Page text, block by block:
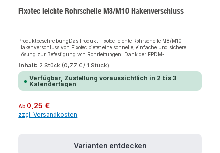
Fixotec leichte Rohrschelle M8/M10 Hakenverschluss
ProduktbeschreibungDas Produkt Fixotec leichte Rohrschelle M8/M10
Hakenverschluss von Fixotec bietet eine schnelle, einfache und sichere
Lösung zur Befestigung von Rohrleitungen. Dank der EPDM-
Schallschutzeinlage sorgt es für perfekten Halt und passt sich flexibel an
verschiedene Montageorte an. Das robuste Design und die einfache Montage
machen dieses Produkt zu einer zuverlässigen Wahl für jede
Installation.EigenschaftenEPDM-Schallschutzeinlage entsprechend DIN
4109Hakenverschluss für einfache, einhändige MontageZweiteilige
HaltbarkeitAnwendungsbereicheSanitärbereichHeizungsbereichAllgemeine
Rohrinstallationen an Wand, Decke und BodenProduktdatenMaterial:
Verzinkter StahlGeeignet für: RohrleitungenMarke: FixotecIn unserem
Inhalt: 2 Stück (0,77 € / 1 Stück)
Verfügbar, Zustellung voraussichtlich in 2 bis 3
Kalendertagen
Regulärer Preis:
Ab 0,25 €
zzgl. Versandkosten
Varianten entdecken